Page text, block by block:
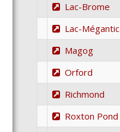
Lac-Brome
Lac-Mégantic
Magog
Orford
Richmond
Roxton Pond